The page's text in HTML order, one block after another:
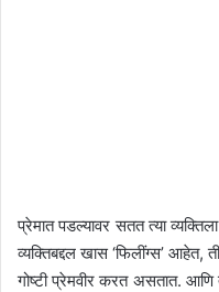
प्रेमात पडल्यावर सतत त्या
व्यक्तिबद्दल खास ‘फिलींग्स’ आहेत,
गोष्टी प्रेमवीर करत असतात. आणि